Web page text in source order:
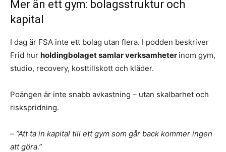
Mer än ett gym: bolagsstruktur och
kapital
I dag är FSA inte ett bolag utan flera. I podden beskriver
Frid hur holdingbolaget samlar verksamheter inom gym,
studio, recovery, kosttillskott och kläder.
Poängen är inte snabb avkastning – utan skalbarhet och
riskspridning.
– ”Att ta in kapital till ett gym som går back kommer ingen
att göra.”